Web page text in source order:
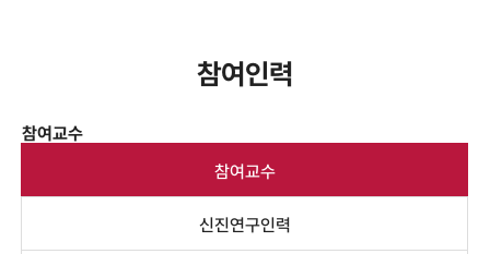
참여인력
참여교수
참여교수
신진연구인력